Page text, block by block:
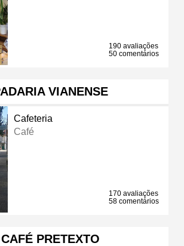
190 avaliações
50 comentários
VIANENSE
Cafeteria
Café
170 avaliações
58 comentários
CAFÉ PRETEXTO